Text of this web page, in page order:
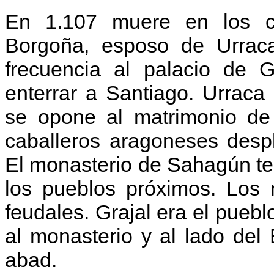
En 1.107 muere en los
Borgoña, esposo de
frecuencia al palacio de
enterrar a Santiago.
se opone al matrimonio
caballeros aragoneses
El monasterio de Sahagún
los pueblos próximos. Los
feudales. Grajal era el
al monasterio y al lado del
abad.